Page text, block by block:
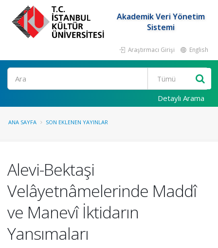
Akademik Veri Yönetim
Sistemi
Araştırmacı Girişi English
Ara
Detaylı Arama
ANA SAYFA SON EKLENEN YAYINLAR
Alevi-Bektaşi
Velâyetnâmelerinde Maddî
ve Manevî İktidarın
Yansımaları